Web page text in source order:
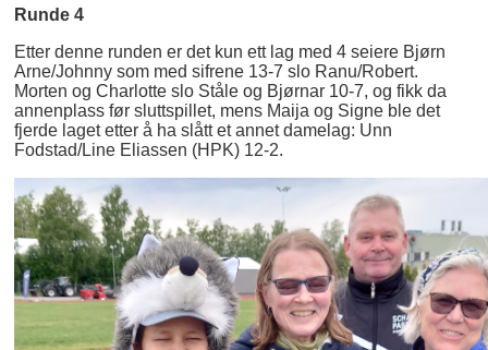
Runde 4
Etter denne runden er det kun ett lag med 4 seiere Bjørn
Arne/Johnny som med sifrene 13-7 slo Ranu/Robert.
Morten og Charlotte slo Ståle og Bjørnar 10-7, og fikk da
annenplass før sluttspillet, mens Maija og Signe ble det
fjerde laget etter å ha slått et annet damelag: Unn
Fodstad/Line Eliassen (HPK) 12-2.